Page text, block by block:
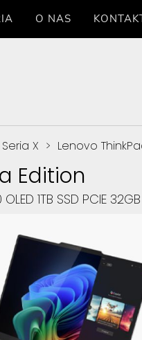
O NAS
Seria X > Lenovo
Edition
1TB SSD PCIE 32GB